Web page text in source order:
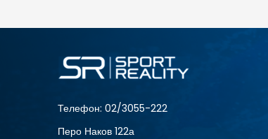
Големина
L
XS
Телефон: 02/3055-222
Перо Наков 122а